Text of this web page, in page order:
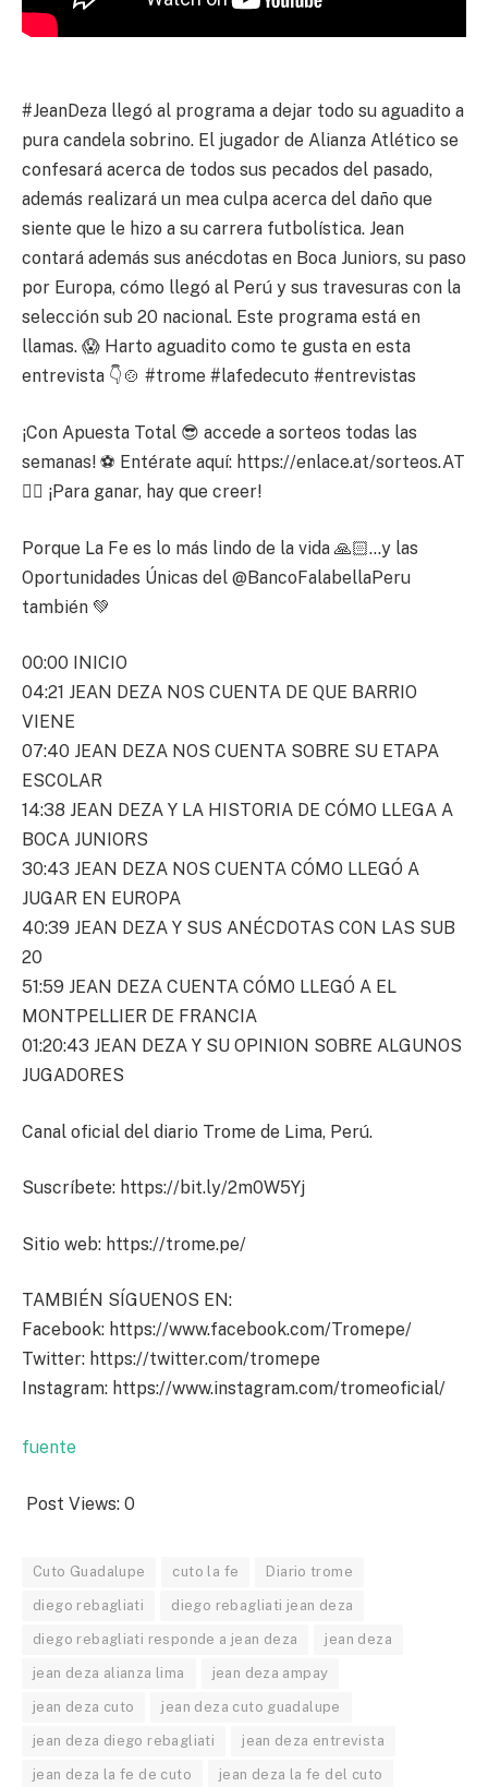
#JeanDeza llegó al programa a dejar todo su aguadito a
pura candela sobrino. El jugador de Alianza Atlético se
confesará acerca de todos sus pecados del pasado,
además realizará un mea culpa acerca del daño que
siente que le hizo a su carrera futbolística. Jean
contará además sus anécdotas en Boca Juniors, su paso
por Europa, cómo llegó al Perú y sus travesuras con la
selección sub 20 nacional. Este programa está en
llamas. 😱 Harto aguadito como te gusta en esta
entrevista 👇🍲 #trome #lafedecuto #entrevistas
¡Con Apuesta Total 😎 accede a sorteos todas las
semanas! ⚽ Entérate aquí: https://enlace.at/sorteos.AT
👈🏽 ¡Para ganar, hay que creer!
Porque La Fe es lo más lindo de la vida 🙏🏻…y las
Oportunidades Únicas del @BancoFalabellaPeru
también 💚
00:00 INICIO
04:21 JEAN DEZA NOS CUENTA DE QUE BARRIO
VIENE
07:40 JEAN DEZA NOS CUENTA SOBRE SU ETAPA
ESCOLAR
14:38 JEAN DEZA Y LA HISTORIA DE CÓMO LLEGA A
BOCA JUNIORS
30:43 JEAN DEZA NOS CUENTA CÓMO LLEGÓ A
JUGAR EN EUROPA
40:39 JEAN DEZA Y SUS ANÉCDOTAS CON LAS SUB
20
51:59 JEAN DEZA CUENTA CÓMO LLEGÓ A EL
MONTPELLIER DE FRANCIA
01:20:43 JEAN DEZA Y SU OPINION SOBRE ALGUNOS
JUGADORES
Canal oficial del diario Trome de Lima, Perú.
Suscríbete: https://bit.ly/2m0W5Yj
Sitio web: https://trome.pe/
TAMBIÉN SÍGUENOS EN:
Facebook: https://www.facebook.com/Tromepe/
Twitter: https://twitter.com/tromepe
Instagram: https://www.instagram.com/tromeoficial/
fuente
Post Views: 0
Cuto Guadalupe cuto la fe Diario trome
diego rebagliati diego rebagliati jean deza
diego rebagliati responde a jean deza jean deza
jean deza alianza lima jean deza ampay
jean deza cuto jean deza cuto guadalupe
jean deza diego rebagliati jean deza entrevista
jean deza la fe de cuto jean deza la fe del cuto